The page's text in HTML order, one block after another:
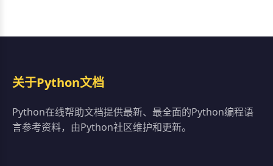
关于Python文档
Python在线帮助文档提供最新、最全面的Python编程语
言参考资料，由Python社区维护和更新。